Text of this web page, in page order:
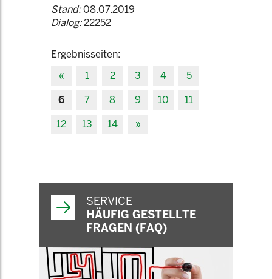
Stand:08.07.2019
Dialog:22252
Ergebnisseiten:
«
1 2 3 4
5
6
7 8 9 10
11
12
13 14 »
SERVICE
HÄUFIG GESTELLTE
FRAGEN (FAQ)